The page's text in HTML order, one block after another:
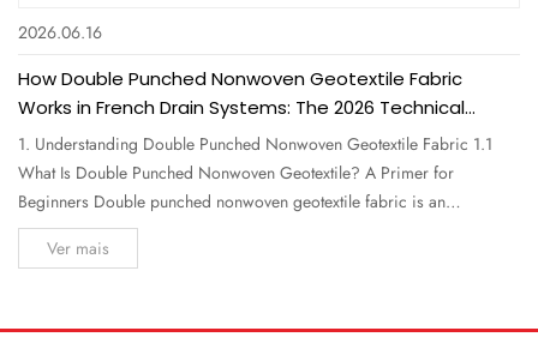
2026.06.16
How Double Punched Nonwoven Geotextile Fabric
Works in French Drain Systems: The 2026 Technical
Guide for Professionals
1. Understanding Double Punched Nonwoven Geotextile Fabric 1.1
What Is Double Punched Nonwoven Geotextile? A Primer for
Beginners Double punched nonwoven geotextile fabric is an
engineered textile made from polypropylene or polyester staple fibers
that are mechanically bonded through two sequential needle-punching
Ver mais